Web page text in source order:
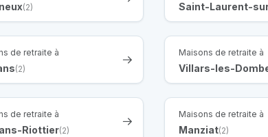
(2) Saint-Laurent-
de retraite à
(2)
Maisons de retraite à
Villars-les-
de retraite à
Riottier(2)
Maisons de retraite à
Manziat(2)